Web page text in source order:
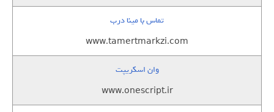
تماس با مینا درب
www.tamertmarkzi.com
وان اسکریپت
www.onescript.ir